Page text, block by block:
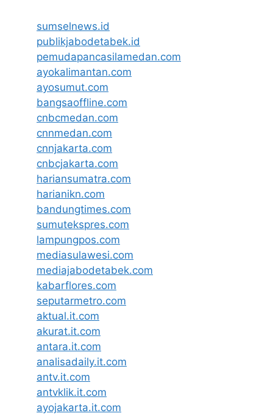
sumselnews.id
publikjabodetabek.id
pemudapancasilamedan.com
ayokalimantan.com
ayosumut.com
bangsaoffline.com
cnbcmedan.com
cnnmedan.com
cnnjakarta.com
cnbcjakarta.com
hariansumatra.com
harianikn.com
bandungtimes.com
sumutekspres.com
lampungpos.com
mediasulawesi.com
mediajabodetabek.com
kabarflores.com
seputarmetro.com
aktual.it.com
akurat.it.com
antara.it.com
analisadaily.it.com
antv.it.com
antvklik.it.com
ayojakarta.it.com